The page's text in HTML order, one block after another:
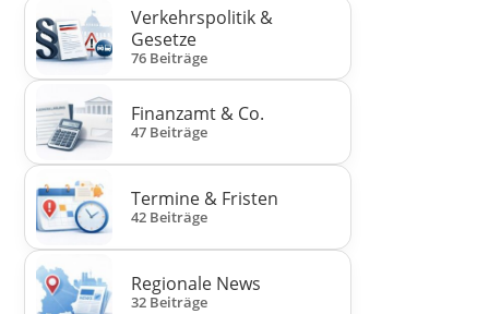
Verkehrspolitik &
Gesetze
76 Beiträge
Finanzamt & Co.
47 Beiträge
Termine & Fristen
42 Beiträge
Regionale News
32 Beiträge